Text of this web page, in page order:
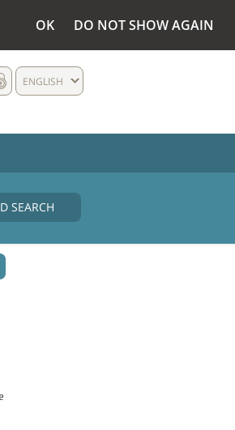
OK DO NOT SHOW AGAIN
ENGLISH
SEARCH